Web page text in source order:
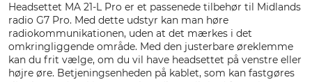
Headsettet MA 21-L Pro er et passenede tilbehør til Midlands
radio G7 Pro. Med dette udstyr kan man høre
radiokommunikationen, uden at det mærkes i det
omkringliggende område. Med den justerbare øreklemme
kan du frit vælge, om du vil have headsettet på venstre eller
højre øre. Betjeningsenheden på kablet, som kan fastgøres